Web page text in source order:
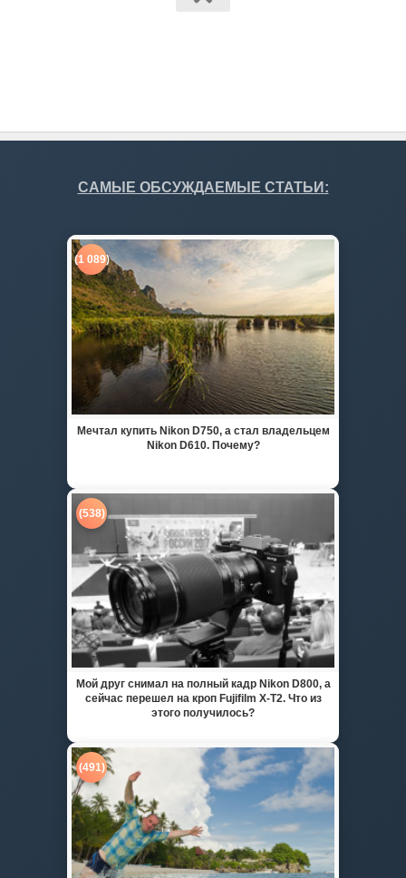
САМЫЕ ОБСУЖДАЕМЫЕ СТАТЬИ:
(1 089)
Мечтал купить Nikon D750, а стал владельцем
Nikon D610. Почему?
(538)
Мой друг снимал на полный кадр Nikon D800, а
сейчас перешел на кроп Fujifilm X-T2. Что из
этого получилось?
(491)